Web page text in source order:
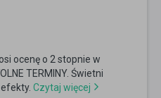
ocenę o 2 stopnie w
TERMINY. Świetni
Czytaj więcej